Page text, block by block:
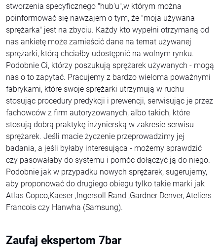
stworzenia specyficznego "hub'u",w którym można
poinformować się nawzajem o tym, że "moja używana
sprężarka" jest na zbyciu. Każdy kto wypełni otrzymaną od
nas ankietę może zamieścić dane na temat używanej
sprężarki, którą chciałby udostępnić na wolnym rynku.
Podobnie Ci, którzy poszukują sprężarek używanych - mogą
nas o to zapytać. Pracujemy z bardzo wieloma poważnymi
fabrykami, które swoje sprężarki utrzymują w ruchu
stosując procedury predykcji i prewencji, serwisując je przez
fachowców z firm autoryzowanych, albo takich, które
stosują dobrą praktykę inżynierską w zakresie serwisu
sprężarek. Jeśli macie życzenie przeprowadzimy jej
badania, a jeśli byłaby interesująca - możemy sprawdzić
czy pasowałaby do systemu i pomóc dołączyć ją do niego.
Podobnie jak w przypadku nowych sprężarek, sugerujemy,
aby proponować do drugiego obiegu tylko takie marki jak
Atlas Copco,Kaeser ,Ingersoll Rand ,Gardner Denver, Ateliers
Francois czy Hanwha (Samsung).
Zaufaj ekspertom 7bar